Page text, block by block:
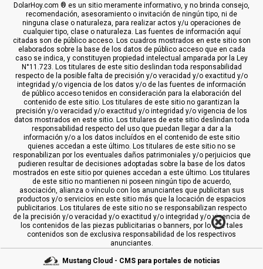
DolarHoy.com ® es un sitio meramente informativo, y no brinda consejo,
recomendación, asesoramiento o invitación de ningún tipo, ni de
ninguna clase o naturaleza, para realizar actos y/u operaciones de
cualquier tipo, clase o naturaleza. Las fuentes de información aquí
citadas son de público acceso. Los cuadros mostrados en este sitio son
elaborados sobre la base de los datos de público acceso que en cada
caso se indica, y constituyen propiedad intelectual amparada por la Ley
N°11.723. Los titulares de este sitio deslindan toda responsabilidad
respecto de la posible falta de precisión y/o veracidad y/o exactitud y/o
integridad y/o vigencia de los datos y/o de las fuentes de información
de público acceso tenidos en consideración para la elaboración del
contenido de este sitio. Los titulares de este sitio no garantizan la
precisión y/o veracidad y/o exactitud y/o integridad y/o vigencia de los
datos mostrados en este sitio. Los titulares de este sitio deslindan toda
responsabilidad respecto del uso que puedan llegar a dar a la
información y/o a los datos incluídos en el contenido de este sitio
quienes accedan a este último. Los titulares de este sitio no se
responabilizan por los eventuales daños patrimoniales y/o perjuicios que
pudieren resultar de decisiones adoptadas sobre la base de los datos
mostrados en este sitio por quienes accedan a este último. Los titulares
de este sitio no mantienen ni poseen ningún tipo de acuerdo,
asociación, alianza o vínculo con los anunciantes que publicitan sus
productos y/o servicios en este sitio más que la locación de espacios
publicitarios. Los titulares de este sitio no se responsabilizan respecto
de la precisión y/o veracidad y/o exactitud y/o integridad y/o vigencia de
los contenidos de las piezas publicitarias o banners, por lo que tales
contenidos son de exclusiva responsabilidad de los respectivos
anunciantes.
Mustang Cloud - CMS para portales de noticias